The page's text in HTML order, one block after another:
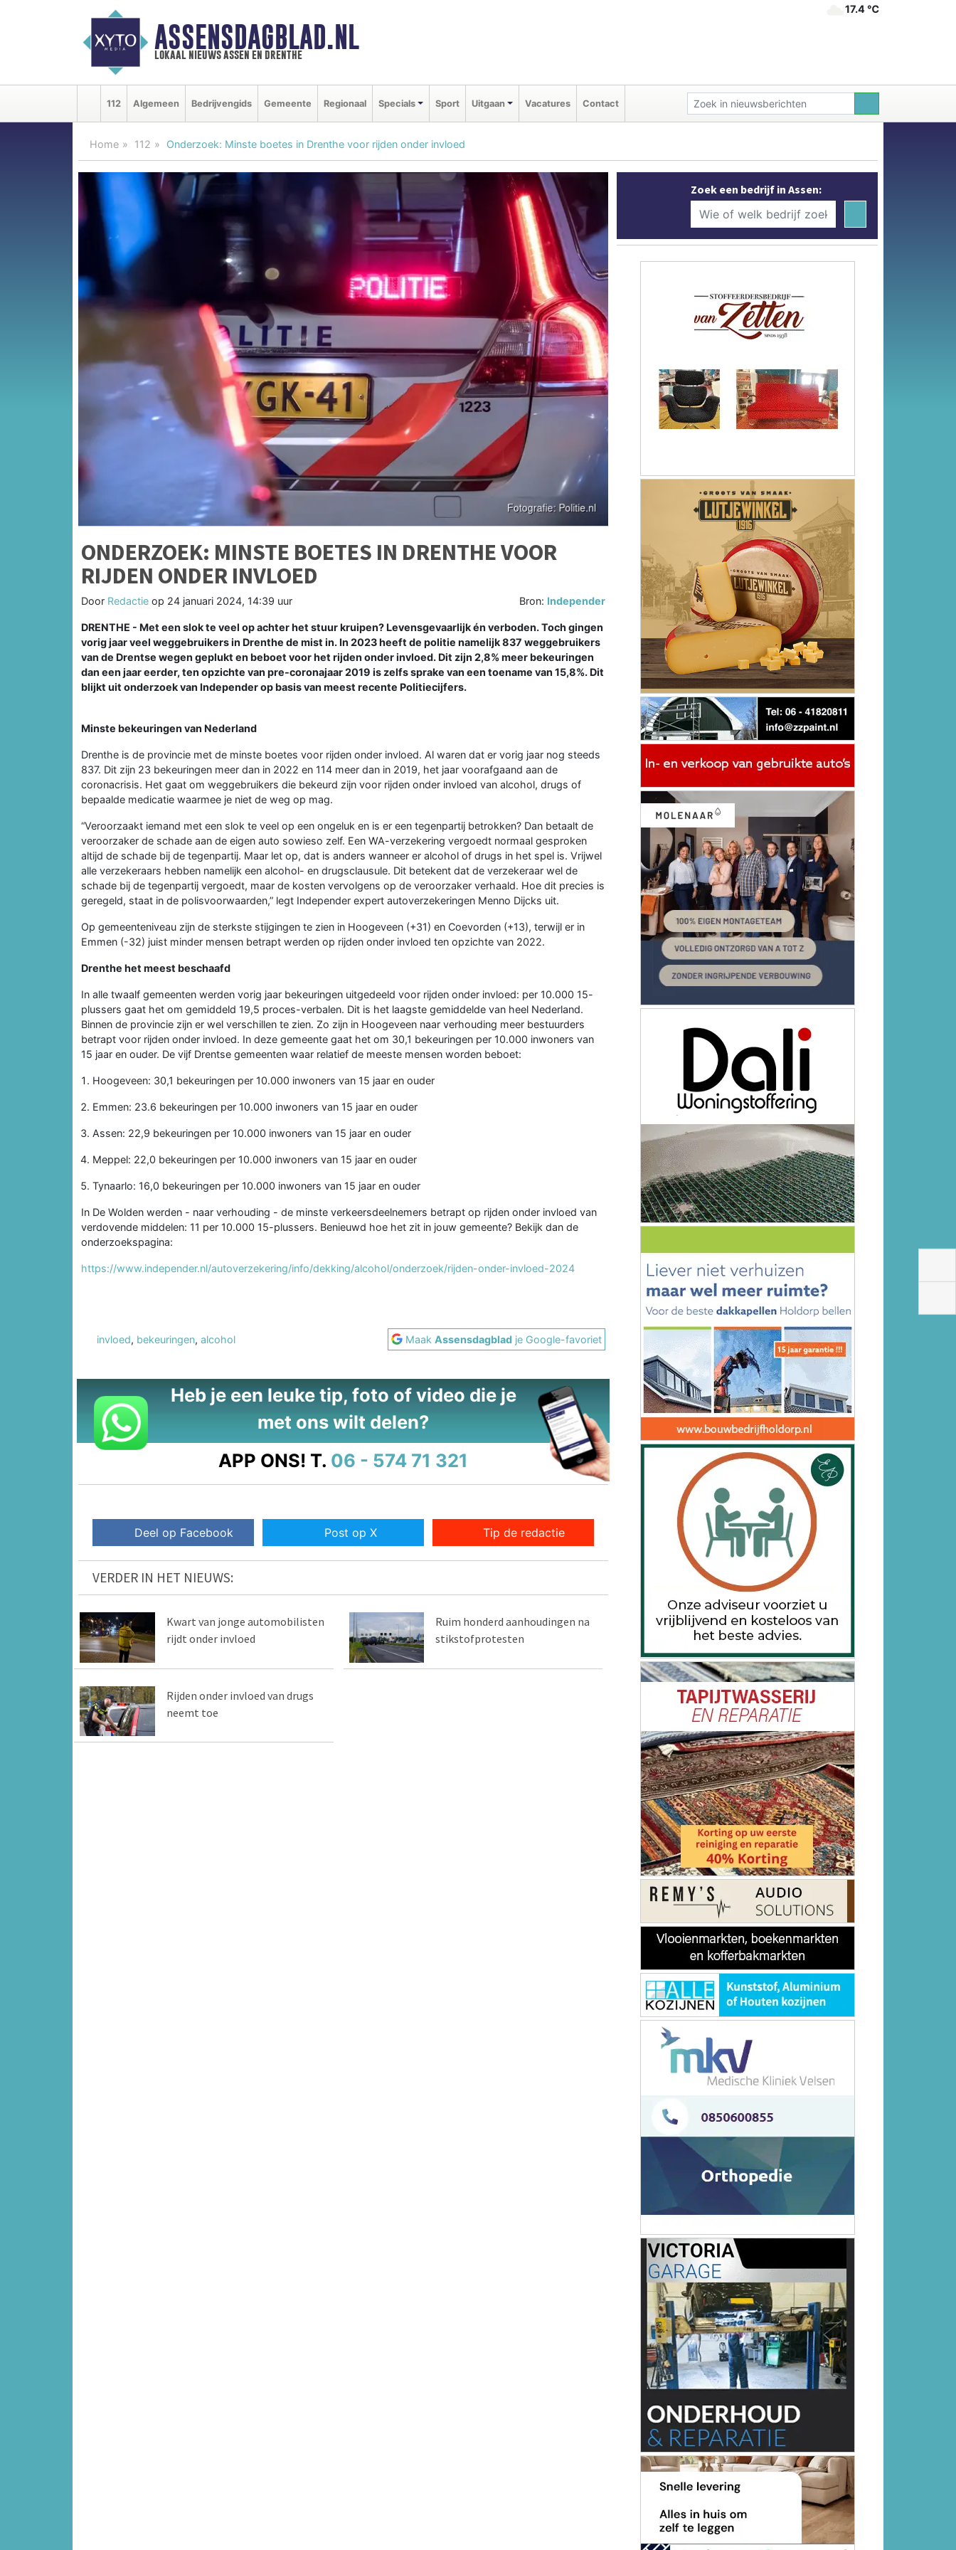
ASSENSDAGBLAD.NL
lokaal nieuws assen en drenthe
17.4 ℃
112 Algemeen Bedrijvengids Gemeente Regionaal Specials Sport Uitgaan Vacatures Contact
Home 112 Onderzoek: Minste boetes in Drenthe voor rijden onder invloed
ONDERZOEK: MINSTE BOETES IN DRENTHE VOOR
RIJDEN ONDER INVLOED
Door Redactie op 24 januari 2024, 14:39 uur Bron: Independer
DRENTHE - Met een slok te veel op achter het stuur kruipen? Levensgevaarlijk én verboden. Toch gingen
vorig jaar veel weggebruikers in Drenthe de mist in. In 2023 heeft de politie namelijk 837 weggebruikers
van de Drentse wegen geplukt en beboet voor het rijden onder invloed. Dit zijn 2,8% meer bekeuringen
dan een jaar eerder, ten opzichte van pre-coronajaar 2019 is zelfs sprake van een toename van 15,8%. Dit
blijkt uit onderzoek van Independer op basis van meest recente Politiecijfers.
Minste bekeuringen van Nederland
Drenthe is de provincie met de minste boetes voor rijden onder invloed. Al waren dat er vorig jaar nog steeds
837. Dit zijn 23 bekeuringen meer dan in 2022 en 114 meer dan in 2019, het jaar voorafgaand aan de
coronacrisis. Het gaat om weggebruikers die bekeurd zijn voor rijden onder invloed van alcohol, drugs of
bepaalde medicatie waarmee je niet de weg op mag.
“Veroorzaakt iemand met een slok te veel op een ongeluk en is er een tegenpartij betrokken? Dan betaalt de
veroorzaker de schade aan de eigen auto sowieso zelf. Een WA-verzekering vergoedt normaal gesproken
altijd de schade bij de tegenpartij. Maar let op, dat is anders wanneer er alcohol of drugs in het spel is. Vrijwel
alle verzekeraars hebben namelijk een alcohol- en drugsclausule. Dit betekent dat de verzekeraar wel de
schade bij de tegenpartij vergoedt, maar de kosten vervolgens op de veroorzaker verhaald. Hoe dit precies is
geregeld, staat in de polisvoorwaarden,” legt Independer expert autoverzekeringen Menno Dijcks uit.
Op gemeenteniveau zijn de sterkste stijgingen te zien in Hoogeveen (+31) en Coevorden (+13), terwijl er in
Emmen (-32) juist minder mensen betrapt werden op rijden onder invloed ten opzichte van 2022.
Drenthe het meest beschaafd
In alle twaalf gemeenten werden vorig jaar bekeuringen uitgedeeld voor rijden onder invloed: per 10.000 15-
plussers gaat het om gemiddeld 19,5 proces-verbalen. Dit is het laagste gemiddelde van heel Nederland.
Binnen de provincie zijn er wel verschillen te zien. Zo zijn in Hoogeveen naar verhouding meer bestuurders
betrapt voor rijden onder invloed. In deze gemeente gaat het om 30,1 bekeuringen per 10.000 inwoners van
15 jaar en ouder. De vijf Drentse gemeenten waar relatief de meeste mensen worden beboet:
Hoogeveen: 30,1 bekeuringen per 10.000 inwoners van 15 jaar en ouder
Emmen: 23.6 bekeuringen per 10.000 inwoners van 15 jaar en ouder
Assen: 22,9 bekeuringen per 10.000 inwoners van 15 jaar en ouder
Meppel: 22,0 bekeuringen per 10.000 inwoners van 15 jaar en ouder
Tynaarlo: 16,0 bekeuringen per 10.000 inwoners van 15 jaar en ouder
In De Wolden werden - naar verhouding - de minste verkeersdeelnemers betrapt op rijden onder invloed van
verdovende middelen: 11 per 10.000 15-plussers. Benieuwd hoe het zit in jouw gemeente? Bekijk dan de
onderzoekspagina:
https://www.independer.nl/autoverzekering/info/dekking/alcohol/onderzoek/rijden-onder-invloed-2024
invloed, bekeuringen, alcohol MaakAssensdagblad je Google-favoriet
Heb je een leuke tip, foto of video die je
met ons wilt delen?
APP ONS! T. 06 - 574 71 321
Deel op Facebook Post op X Tip de redactie
VERDER IN HET NIEUWS:
Kwart van jonge automobilisten
rijdt onder invloed
Ruim honderd aanhoudingen na
stikstofprotesten
Rijden onder invloed van drugs
neemt toe
Zoek een bedrijf in Assen: